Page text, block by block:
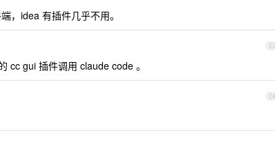
，idea 有插件几乎不用。
23
cc gui 插件调用 claude code 。
24